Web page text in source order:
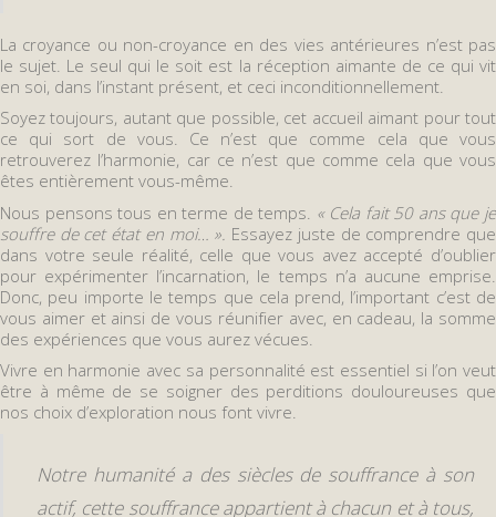
La croyance ou non-croyance en des vies antérieures n’est pas
le sujet. Le seul qui le soit est la réception aimante de ce qui vit
en soi, dans l’instant présent, et ceci inconditionnellement.
Soyez toujours, autant que possible, cet accueil aimant pour tout
ce qui sort de vous. Ce n’est que comme cela que vous
retrouverez l’harmonie, car ce n’est que comme cela que vous
êtes entièrement vous-même.
Nous pensons tous en terme de temps. « Cela fait 50 ans que je
souffre de cet état en moi… ». Essayez juste de comprendre que
dans votre seule réalité, celle que vous avez accepté d’oublier
pour expérimenter l’incarnation, le temps n’a aucune emprise.
Donc, peu importe le temps que cela prend, l’important c’est de
vous aimer et ainsi de vous réunifier avec, en cadeau, la somme
des expériences que vous aurez vécues.
Vivre en harmonie avec sa personnalité est essentiel si l’on veut
être à même de se soigner des perditions douloureuses que
nos choix d’exploration nous font vivre.
Notre humanité a des siècles de souffrance à son
actif, cette souffrance appartient à chacun et à tous,